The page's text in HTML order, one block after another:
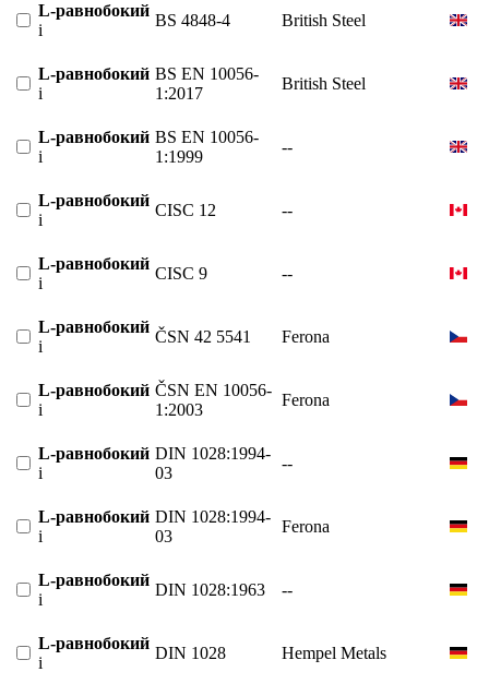
L-равнобокий
i
BS 4848-4 British Steel
L-равнобокий
i
BS EN 10056-
1:2017
British Steel
L-равнобокий
i
BS EN 10056-
1:1999
--
L-равнобокий
i
CISC 12 --
L-равнобокий
i
CISC 9 --
L-равнобокий
i
ČSN 42 5541 Ferona
L-равнобокий
i
ČSN EN 10056-
1:2003
Ferona
L-равнобокий
i
DIN 1028:1994-
03
--
L-равнобокий
i
DIN 1028:1994-
03
Ferona
L-равнобокий
i
DIN 1028:1963 --
L-равнобокий
i
DIN 1028 Hempel Metals